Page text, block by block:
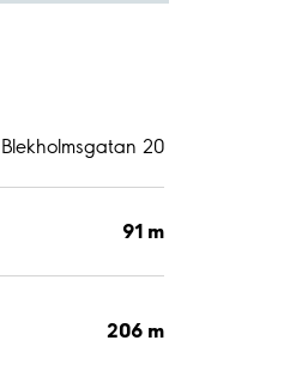
20
91 m
206 m